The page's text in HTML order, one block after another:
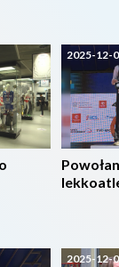
2025-12-
2025-12-